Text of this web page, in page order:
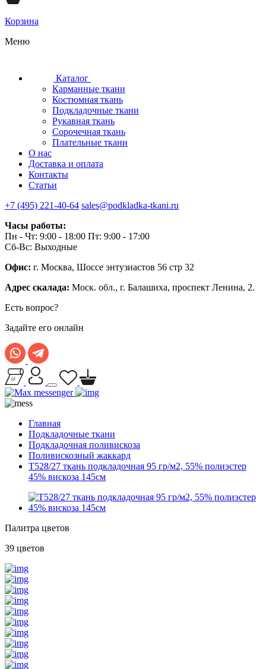
Корзина
Меню
Каталог
Карманные ткани
Костюмная ткань
Подкладочные ткани
Рукавная ткань
Сорочечная ткань
Плательные ткани
О нас
Доставка и оплата
Контакты
Статьи
+7 (495) 221-40-64 sales@podkladka-tkani.ru
Часы работы:
Пн - Чт: 9:00 - 18:00 Пт: 9:00 - 17:00
Сб-Вс: Выходные
Офис: г. Москва, Шоссе энтузиастов 56 стр 32
Адрес скалада: Моск. обл., г. Балашиха, проспект Ленина, 2.
Есть вопрос?
Задайте его онлайн
Главная
Подкладочные ткани
Подкладочная поливискоза
Поливискозный жаккард
T528/27 ткань подкладочная 95 гр/м2, 55% полиэстер
45% вискоза 145см
Палитра цветов
39 цветов